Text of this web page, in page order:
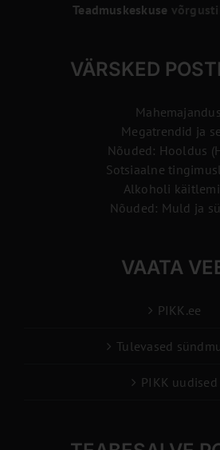
Teadmuskeskuse
VÄRSKED
Mahemajandus
Megatrendid ja
Nõuded: Hooldus
Sotsiaalne
Alkoholi
Nõuded: Muld ja
VAATA
PIKK.ee
Tulevased
PIKK uudised